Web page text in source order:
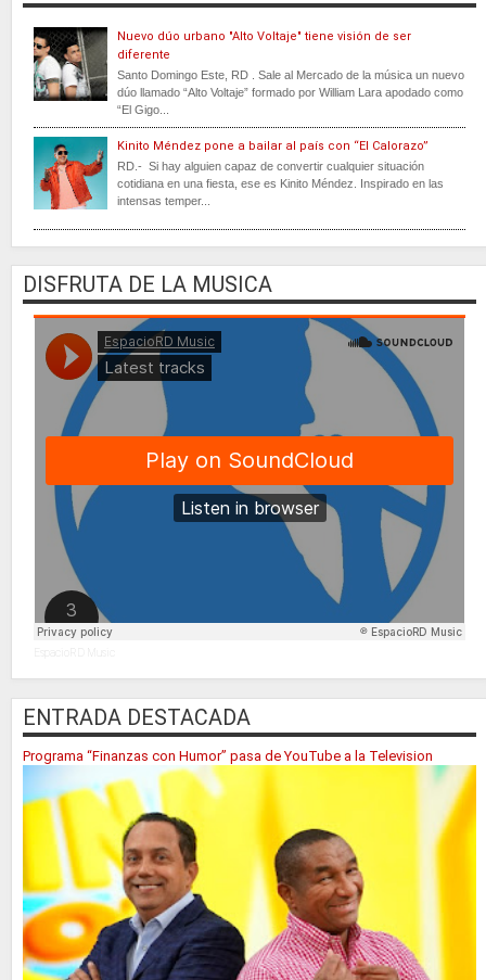
Nuevo dúo urbano "Alto Voltaje" tiene visión de ser
diferente
Santo Domingo Este, RD . Sale al Mercado de la música un nuevo
dúo llamado “Alto Voltaje” formado por William Lara apodado como
“El Gigo...
Kinito Méndez pone a bailar al país con “El Calorazo”
RD.- Si hay alguien capaz de convertir cualquier situación
cotidiana en una fiesta, ese es Kinito Méndez. Inspirado en las
intensas temper...
DISFRUTA DE LA MUSICA
EspacioRD Music
ENTRADA DESTACADA
Programa “Finanzas con Humor” pasa de YouTube a la Television